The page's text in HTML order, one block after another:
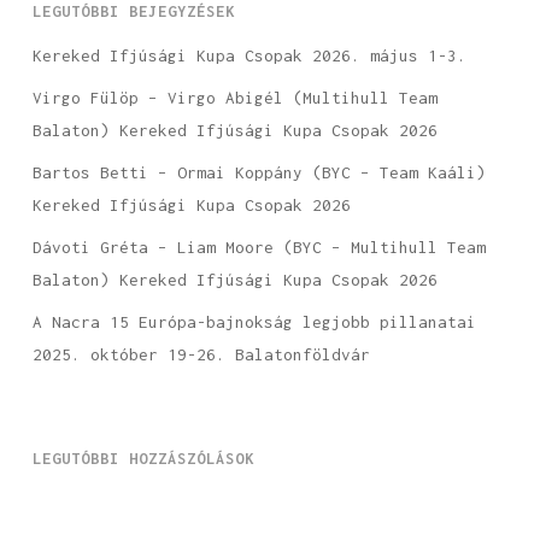
LEGUTÓBBI BEJEGYZÉSEK
Kereked Ifjúsági Kupa Csopak 2026. május 1-3.
Virgo Fülöp – Virgo Abigél (Multihull Team
Balaton) Kereked Ifjúsági Kupa Csopak 2026
Bartos Betti – Ormai Koppány (BYC – Team Kaáli)
Kereked Ifjúsági Kupa Csopak 2026
Dávoti Gréta – Liam Moore (BYC – Multihull Team
Balaton) Kereked Ifjúsági Kupa Csopak 2026
A Nacra 15 Európa-bajnokság legjobb pillanatai
2025. október 19-26. Balatonföldvár
LEGUTÓBBI HOZZÁSZÓLÁSOK